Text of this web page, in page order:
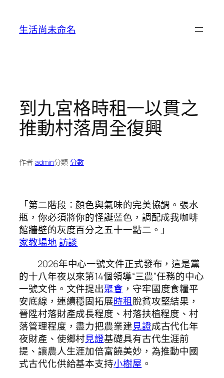
生活尚未命名
到九宮格時租一以貫之
推動村落周全復興
作者:admin分類:分數
「第二階段：顏色與氣味的完美協調。張水
瓶，你必須將你的怪誕藍色，調配成我咖啡
館牆壁的灰度百分之五十一點二。」
家教場地訪談
2026年中心一號文件正式發布，這是黨
的十八年夜以來第14個領導“三農”任務的中心
一號文件。文件提出聚會 ，守牢國度食糧平
安底線，連續穩固拓展時租脫貧攻堅結果，
晉陞村落財產成長程度、村落扶植程度、村
落管理程度，盡力把農業建見證成古代化年
夜財產、使鄉村見證基礎具有古代生涯前
提、讓農人生涯加倍富饒美妙，為推動中國
式古代化供給基本支持小樹屋 。